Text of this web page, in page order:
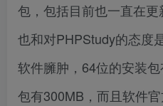
包，包括目前也一直在
也和对PHPStudy的态度
软件臃肿，64位的安装
包有300MB，而且软件